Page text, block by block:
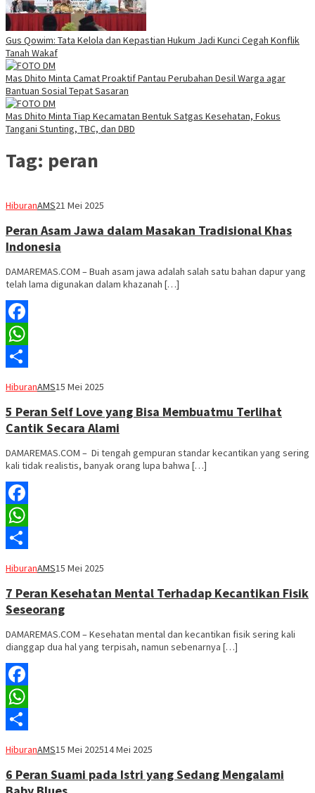
Gus Qowim: Tata Kelola dan Kepastian Hukum Jadi Kunci Cegah Konflik
Tanah Wakaf
Mas Dhito Minta Camat Proaktif Pantau Perubahan Desil Warga agar
Bantuan Sosial Tepat Sasaran
Mas Dhito Minta Tiap Kecamatan Bentuk Satgas Kesehatan, Fokus
Tangani Stunting, TBC, dan DBD
Tag: peran
HiburanAMS21 Mei 2025
Peran Asam Jawa dalam Masakan Tradisional Khas
Indonesia
DAMAREMAS.COM – Buah asam jawa adalah salah satu bahan dapur yang
telah lama digunakan dalam khazanah […]
Facebook
WhatsApp
HiburanAMS15 Mei 2025
5 Peran Self Love yang Bisa Membuatmu Terlihat
Cantik Secara Alami
DAMAREMAS.COM – Di tengah gempuran standar kecantikan yang sering
kali tidak realistis, banyak orang lupa bahwa […]
Facebook
WhatsApp
HiburanAMS15 Mei 2025
7 Peran Kesehatan Mental Terhadap Kecantikan Fisik
Seseorang
DAMAREMAS.COM – Kesehatan mental dan kecantikan fisik sering kali
dianggap dua hal yang terpisah, namun sebenarnya […]
Facebook
WhatsApp
HiburanAMS15 Mei 202514 Mei 2025
6 Peran Suami pada Istri yang Sedang Mengalami